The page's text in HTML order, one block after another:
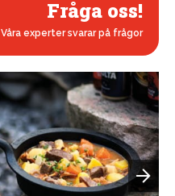
Fråga oss!
Våra experter svarar på frågor